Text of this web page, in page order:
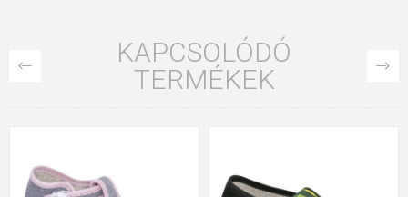
KAPCSOLÓDÓ
TERMÉKEK